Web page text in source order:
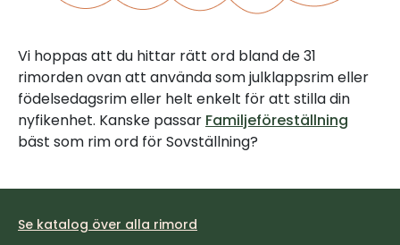
Vi hoppas att du hittar rätt ord bland de 31
rimorden ovan att använda som julklappsrim eller
födelsedagsrim eller helt enkelt för att stilla din
nyfikenhet. Kanske passar Familjeföreställning
bäst som rim ord för Sovställning?
Se katalog över alla rimord